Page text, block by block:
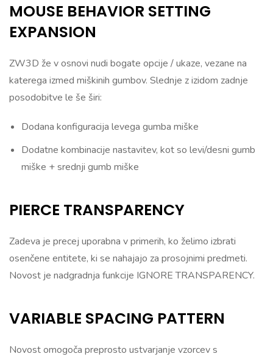
MOUSE BEHAVIOR SETTING
EXPANSION
ZW3D že v osnovi nudi bogate opcije / ukaze, vezane na
katerega izmed miškinih gumbov. Slednje z izidom zadnje
posodobitve le še širi:
Dodana konfiguracija levega gumba miške
Dodatne kombinacije nastavitev, kot so levi/desni gumb
miške + srednji gumb miške
PIERCE TRANSPARENCY
Zadeva je precej uporabna v primerih, ko želimo izbrati
osenčene entitete, ki se nahajajo za prosojnimi predmeti.
Novost je nadgradnja funkcije IGNORE TRANSPARENCY.
VARIABLE SPACING PATTERN
Novost omogoča preprosto ustvarjanje vzorcev s